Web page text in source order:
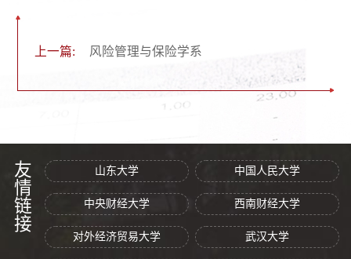
上一篇: 风险管理与保险学系
友情链接 山东大学 中国人民大学
中央财经大学 西南财经大学
对外经济贸易大学 武汉大学